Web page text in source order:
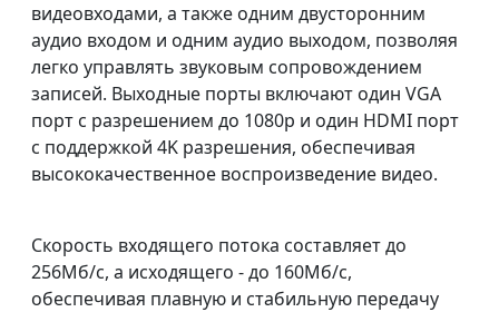
видеовходами, а также одним двусторонним
аудио входом и одним аудио выходом, позволяя
легко управлять звуковым сопровождением
записей. Выходные порты включают один VGA
порт с разрешением до 1080p и один HDMI порт
с поддержкой 4K разрешения, обеспечивая
высококачественное воспроизведение видео.
Скорость входящего потока составляет до
256Мб/с, а исходящего - до 160Мб/с,
обеспечивая плавную и стабильную передачу